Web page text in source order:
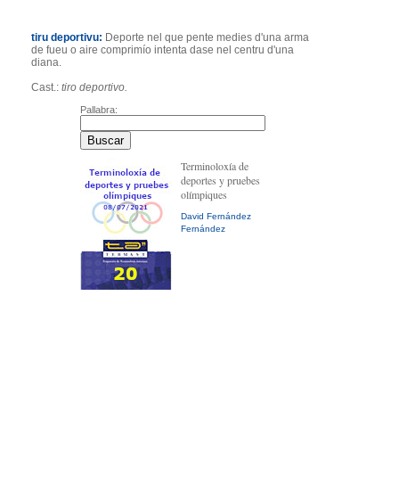
tiru deportivu: Deporte nel que pente medies d'una arma
de fueu o aire comprimío intenta dase nel centru d'una
diana.
Cast.: tiro deportivo.
Pallabra:
Terminoloxía de
deportes y pruebes
olímpiques
David Fernández
Fernández